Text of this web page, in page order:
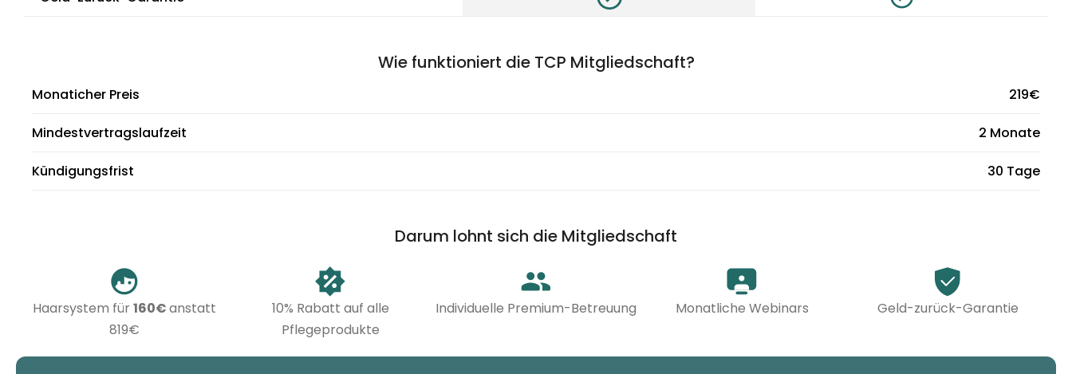
Wie funktioniert die TCP Mitgliedschaft?
Monaticher Preis 219€
Mindestvertragslaufzeit 2 Monate
Kündigungsfrist 30 Tage
Darum lohnt sich die Mitgliedschaft
Haarsystem für160€anstatt
819€
10% Rabatt auf alle
Pflegeprodukte
Individuelle Premium-Betreuung Monatliche Webinars Geld-zurück-Garantie